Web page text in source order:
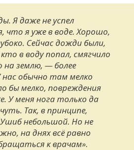
Я даже не успел
что я уже в воде. Хорошо,
Сейчас дожди были,
в воду попал, смягчило
на землю, — более
нас обычно там мелко
бы мелко, повреждения
У меня нога только да
Так, в принципе,
небольшой. Но не
на днях всё равно
к врачам».